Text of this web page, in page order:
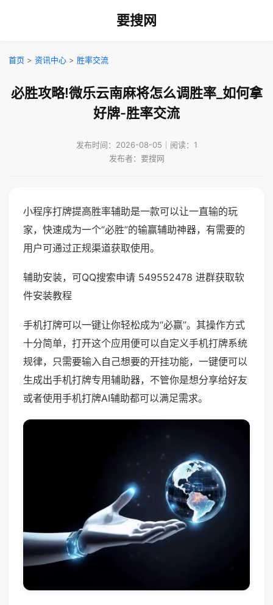
要搜网
首页 > 资讯中心 > 胜率交流
必胜攻略!微乐云南麻将怎么调胜率_如何拿
好牌-胜率交流
发布时间：2026-08-05｜阅读：1
发布者：要搜网
小程序打牌提高胜率辅助是一款可以让一直输的玩
家，快速成为一个“必胜”的输赢辅助神器，有需要的
用户可通过正规渠道获取使用。
辅助安装，可QQ搜索申请 549552478 进群获取软
件安装教程
手机打牌可以一键让你轻松成为“必赢”。其操作方式
十分简单，打开这个应用便可以自定义手机打牌系统
规律，只需要输入自己想要的开挂功能，一键便可以
生成出手机打牌专用辅助器，不管你是想分享给好友
或者使用手机打牌AI辅助都可以满足需求。